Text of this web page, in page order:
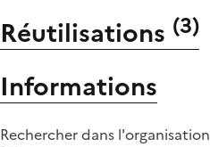
Réutilisations (3)
Informations
Rechercher dans l'organisation